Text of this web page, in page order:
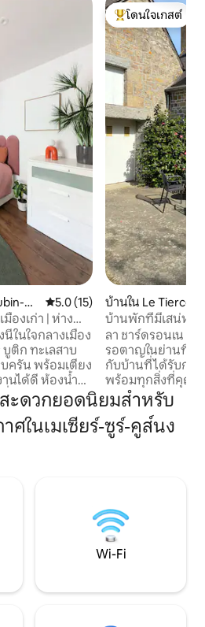
du
คะแนนเฉลี่ย 5.0 จาก 5, 15 รีวิว
5.0 (15)
องเก่า | ห่าง
นใจกลางเมือง
ติก ทะเลสาบ
านได้ดี ห้องน้ำ
พื่อความสะดวก
ะวีทร์ 25 นาที
โดนใจเกสต์ที่สุด
โดนใจเกสต์
บ้านใน Le Tiercent
บ้านพักที่มีเสน่ห์ ส
สงบ อยู่ห่างจากม
ลา ชาร์ดรอนเน ตั้ง
รอตาญในย่านที่เงี
กับบ้านที่ได้รับกา
พร้อมทุกสิ่งที่คุณต้
สะดวกสบายและอ
คุณภาพสูง เตาเผ
คุณอยู่ห่างจากมงแ
และอาวร็องช์ 30
ะดวกยอดนิยมสำหรับ
ศในเมเซียร์-ซูร์-คูส์นง
Wi-Fi